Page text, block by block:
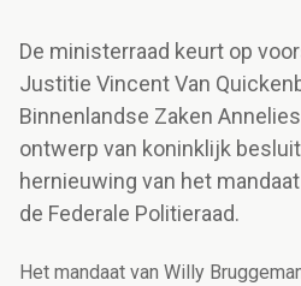
De ministerraad keurt op
Justitie Vincent Van
Binnenlandse Zaken
ontwerp van koninklijk
hernieuwing van het
de Federale Politieraad.
Het mandaat van Willy